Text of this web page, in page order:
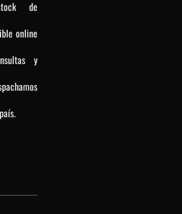
de
online
y